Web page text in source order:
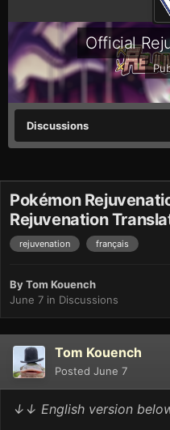
Official
Discussions
Pokémon
Rejuvenation
rejuvenation français
ByTom Kouench
June 7 in Discussions
Tom Kouench
Posted June 7
↓↓ English version